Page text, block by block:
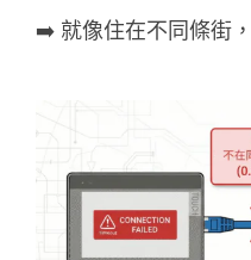
➡️ 就像住在不同條街